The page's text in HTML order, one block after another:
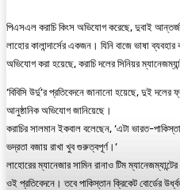
পিএসএল করাচি কিংস অভিযোগ করেছে, দুবাই
লাহোর কালান্দার্সের একজন। যিনি বাজে ভাষা
অভিযোগ করা হয়েছে, করাচি দলের সিনিয়র
‘বিবিসি উর্দু’র প্রতিবেদনে জানানো হয়েছে, দুই দলের
আনুষ্ঠানিক অভিযোগ জানিয়েছে।
করাচির সালমান ইকবাল বলেছেন, ‘এটা ভারত-
ভদ্রতা বজায় রাখা খুব গুরুত্বপূর্ণ।’
লাহোরের ম্যানেজার সামিন রানাও টিম
ওই প্রতিবেদনে। তবে পাকিস্তান ক্রিকেট বোর্ডের